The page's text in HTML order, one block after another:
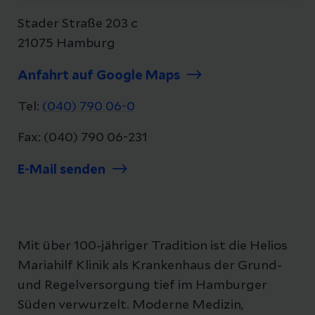
Stader Straße 203 c
21075 Hamburg
Anfahrt auf Google Maps
Tel: (040) 790 06-0
Fax: (040) 790 06-231
E-Mail senden
Mit über 100-jähriger Tradition ist die Helios
Mariahilf Klinik als Krankenhaus der Grund-
und Regelversorgung tief im Hamburger
Süden verwurzelt. Moderne Medizin,